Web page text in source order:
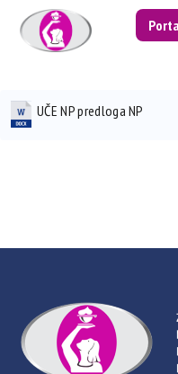
UČE NP predloga NP